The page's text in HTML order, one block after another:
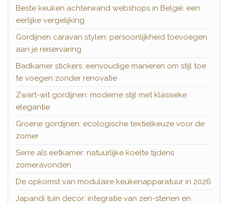
Beste keuken achterwand webshops in België: een
eerlijke vergelijking
Gordijnen caravan stylen: persoonlijkheid toevoegen
aan je reiservaring
Badkamer stickers: eenvoudige manieren om stijl toe
te voegen zonder renovatie
Zwart-wit gordijnen: moderne stijl met klassieke
elegantie
Groene gordijnen: ecologische textielkeuze voor de
zomer
Serre als eetkamer: natuurlijke koelte tijdens
zomeravonden
De opkomst van modulaire keukenapparatuur in 2026
Japandi tuin decor: integratie van zen-stenen en